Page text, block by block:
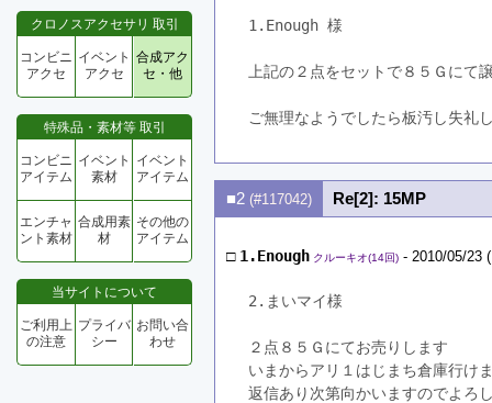
クロノスアクセサリ 取引
コンビニ
アクセ
イベント
アクセ
合成アク
セ・他
特殊品・素材等 取引
コンビニ
アイテム
イベント
素材
イベント
アイテム
エンチャ
ント素材
合成用素
材
その他の
アイテム
当サイトについて
ご利用上
の注意
プライバ
シー
お問い合
わせ
1.Enough 様
上記の２点をセットで８５Ｇにて
ご無理なようでしたら板汚し失礼
■2 (#117042) Re[2]: 15MP
□ 1.Enough クルーキオ(14回) - 2010/05/23
2.まいマイ様
２点８５Ｇにてお売りします
いまからアリ１はじまち倉庫行け
返信あり次第向かいますのでよろ